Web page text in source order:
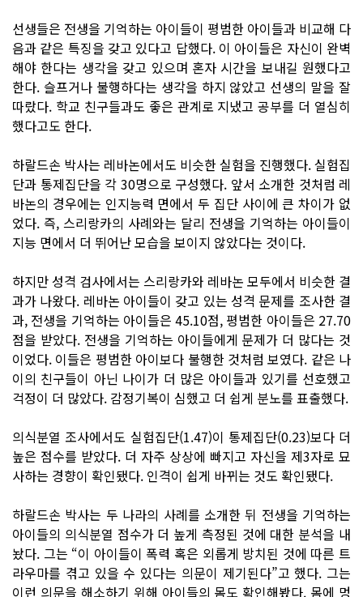
선생들은 전생을 기억하는 아이들이 평범한 아이들과 비교해 다
음과 같은 특징을 갖고 있다고 답했다. 이 아이들은 자신이 완벽
해야 한다는 생각을 갖고 있으며 혼자 시간을 보내길 원했다고
한다. 슬프거나 불행하다는 생각을 하지 않았고 선생의 말을 잘
따랐다. 학교 친구들과도 좋은 관계로 지냈고 공부를 더 열심히
했다고도 한다.
하랄드손 박사는 레바논에서도 비슷한 실험을 진행했다. 실험집
단과 통제집단을 각 30명으로 구성했다. 앞서 소개한 것처럼 레
바논의 경우에는 인지능력 면에서 두 집단 사이에 큰 차이가 없
었다. 즉, 스리랑카의 사례와는 달리 전생을 기억하는 아이들이
지능 면에서 더 뛰어난 모습을 보이지 않았다는 것이다.
하지만 성격 검사에서는 스리랑카와 레바논 모두에서 비슷한 결
과가 나왔다. 레바논 아이들이 갖고 있는 성격 문제를 조사한 결
과, 전생을 기억하는 아이들은 45.10점, 평범한 아이들은 27.70
점을 받았다. 전생을 기억하는 아이들에게 문제가 더 많다는 것
이었다. 이들은 평범한 아이보다 불행한 것처럼 보였다. 같은 나
이의 친구들이 아닌 나이가 더 많은 아이들과 있기를 선호했고
걱정이 더 많았다. 감정기복이 심했고 더 쉽게 분노를 표출했다.
의식분열 조사에서도 실험집단(1.47)이 통제집단(0.23)보다 더
높은 점수를 받았다. 더 자주 상상에 빠지고 자신을 제3자로 묘
사하는 경향이 확인됐다. 인격이 쉽게 바뀌는 것도 확인됐다.
하랄드손 박사는 두 나라의 사례를 소개한 뒤 전생을 기억하는
아이들의 의식분열 점수가 더 높게 측정된 것에 대한 분석을 내
놨다. 그는 “이 아이들이 폭력 혹은 외롭게 방치된 것에 따른 트
라우마를 겪고 있을 수 있다는 의문이 제기된다”고 했다. 그는
이런 의문을 해소하기 위해 아이들의 몸도 확인해봤다. 몸에 멍